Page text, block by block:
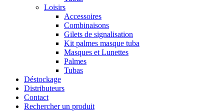
Loisirs
Accessoires
Combinaisons
Gilets de signalisation
Kit palmes masque tuba
Masques et Lunettes
Palmes
Tubas
Déstockage
Distributeurs
Contact
Rechercher un produit